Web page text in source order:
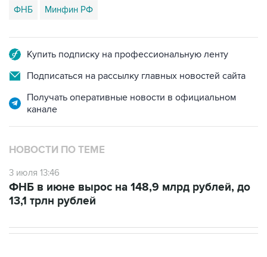
ФНБ Минфин РФ
Купить подписку на профессиональную ленту
Подписаться на рассылку главных новостей сайта
Получать оперативные новости в официальном
канале
НОВОСТИ ПО ТЕМЕ
3 июля 13:46
ФНБ в июне вырос на 148,9 млрд рублей, до
13,1 трлн рублей